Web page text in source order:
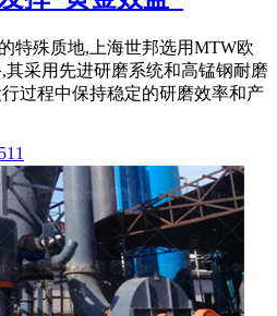
特殊质地,上海世邦选用MTW欧
其采用先进研磨系统和高锰钢耐磨
过程中保持稳定的研磨效率和产